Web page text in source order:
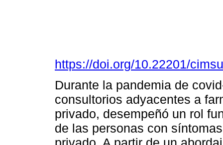
https://doi.org/10.22201/
Durante la pandemia de
consultorios adyacentes a
privado, desempeñó un rol
de las personas con